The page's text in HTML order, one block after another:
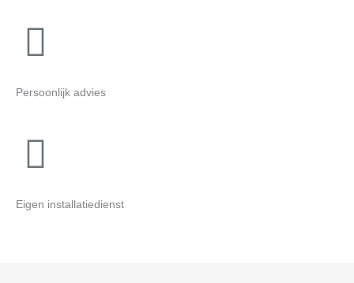
Persoonlijk advies
Eigen installatiedienst